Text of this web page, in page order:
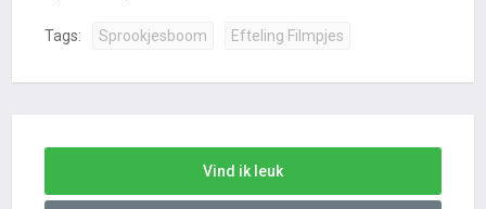
Tags: Sprookjesboom Efteling Filmpjes
Vind ik leuk